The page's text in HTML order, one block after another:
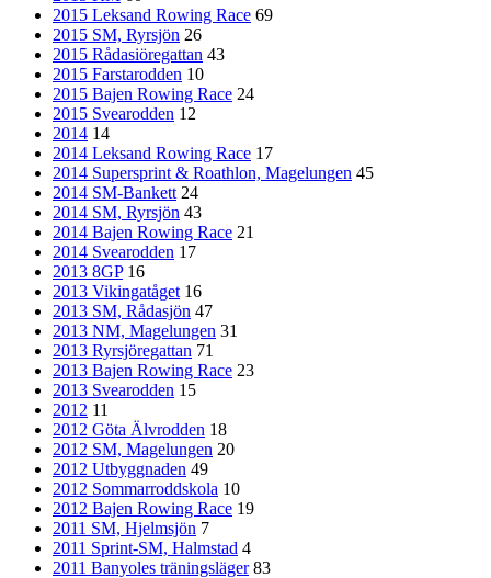
2015 Leksand Rowing Race 69
2015 SM, Ryrsjön 26
2015 Rådasiöregattan 43
2015 Farstarodden 10
2015 Bajen Rowing Race 24
2015 Svearodden 12
2014 14
2014 Leksand Rowing Race 17
2014 Supersprint & Roathlon, Magelungen 45
2014 SM-Bankett 24
2014 SM, Ryrsjön 43
2014 Bajen Rowing Race 21
2014 Svearodden 17
2013 8GP 16
2013 Vikingatåget 16
2013 SM, Rådasjön 47
2013 NM, Magelungen 31
2013 Ryrsjöregattan 71
2013 Bajen Rowing Race 23
2013 Svearodden 15
2012 11
2012 Göta Älvrodden 18
2012 SM, Magelungen 20
2012 Utbyggnaden 49
2012 Sommarroddskola 10
2012 Bajen Rowing Race 19
2011 SM, Hjelmsjön 7
2011 Sprint-SM, Halmstad 4
2011 Banyoles träningsläger 83